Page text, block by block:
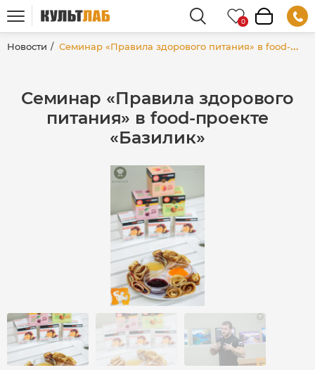
Новости Семинар «Правила здорового питания» в food-проекте «Базилик»
Семинар «Правила здорового
питания» в food-проекте
«Базилик»